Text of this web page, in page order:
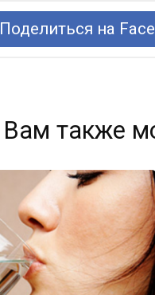
Поделиться на
Вам также